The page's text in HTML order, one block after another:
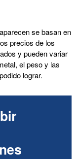
se basan en
precios de los
y pueden variar
el peso y las
lograr.